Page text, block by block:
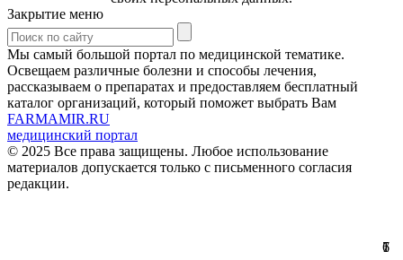
1
7
6
Закрытие меню
Мы самый большой портал по медицинской тематике.
Освещаем различные болезни и способы лечения,
рассказываем о препаратах и предоставляем бесплатный
каталог организаций, который поможет выбрать Вам
FARMAMIR.RU
медицинский портал
© 2025 Все права защищены. Любое использование
материалов допускается только с письменного согласия
редакции.